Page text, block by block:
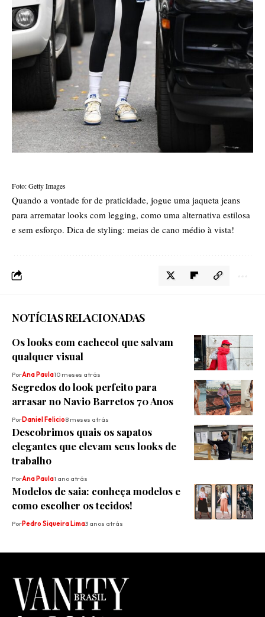
Foto: Getty Images
Quando a vontade for de praticidade, jogue uma jaqueta jeans
para arrematar looks com legging, como uma alternativa estilosa
e sem esforço. Dica de styling: meias de cano médio à vista!
NOTÍCIAS RELACIONADAS
Os looks com cachecol que salvam
qualquer visual
PorAna Paula10 meses atrás
Segredos do look perfeito para
arrasar no Navio Barretos 70 Anos
PorDaniel Felicio8 meses atrás
Descobrimos quais os sapatos
elegantes que elevam seus looks de
trabalho
PorAna Paula1 ano atrás
Modelos de saia: conheça modelos e
como escolher os tecidos!
PorPedro Siqueira Lima3 anos atrás